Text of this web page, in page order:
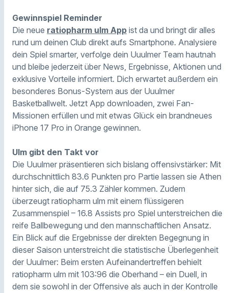
Gewinnspiel Reminder
Die neue ratiopharm ulm App ist da und bringt dir alles
rund um deinen Club direkt aufs Smartphone. Analysiere
dein Spiel smarter, verfolge dein Uuulmer Team hautnah
und bleibe jederzeit über News, Ergebnisse, Aktionen und
exklusive Vorteile informiert. Dich erwartet außerdem ein
besonderes Bonus-System aus der Uuulmer
Basketballwelt. Jetzt App downloaden, zwei Fan-
Missionen erfüllen und mit etwas Glück ein brandneues
iPhone 17 Pro in Orange gewinnen.
Ulm gibt den Takt vor
Die Uuulmer präsentieren sich bislang offensivstärker: Mit
durchschnittlich 83.6 Punkten pro Partie lassen sie Athen
hinter sich, die auf 75.3 Zähler kommen. Zudem
überzeugt ratiopharm ulm mit einem flüssigeren
Zusammenspiel – 16.8 Assists pro Spiel unterstreichen die
reife Ballbewegung und den mannschaftlichen Ansatz.
Ein Blick auf die Ergebnisse der direkten Begegnung in
dieser Saison unterstreicht die statistische Überlegenheit
der Uuulmer: Beim ersten Aufeinandertreffen behielt
ratiopharm ulm mit 103:96 die Oberhand – ein Duell, in
dem sie sowohl in der Offensive als auch in der Kontrolle